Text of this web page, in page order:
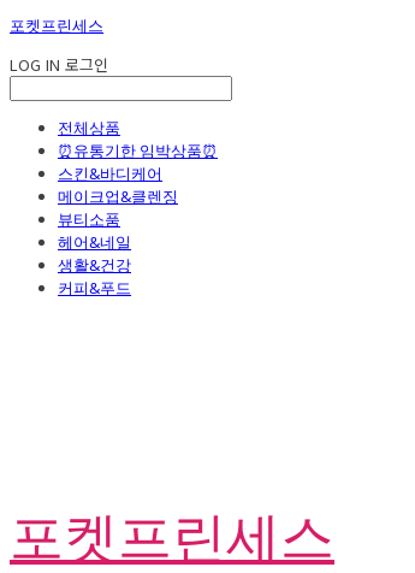
포켓프린세스
LOG IN 로그인
전체상품
⏰유통기한 임박상품⏰
스킨&바디케어
메이크업&클렌징
뷰티소품
헤어&네일
생활&건강
커피&푸드
포켓프린세스